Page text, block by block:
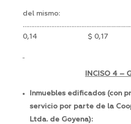
del mismo:
0,14 $ 0,17
INCISO 4 –
Inmuebles edificados (con
servicio por parte de la
Ltda. de Goyena):